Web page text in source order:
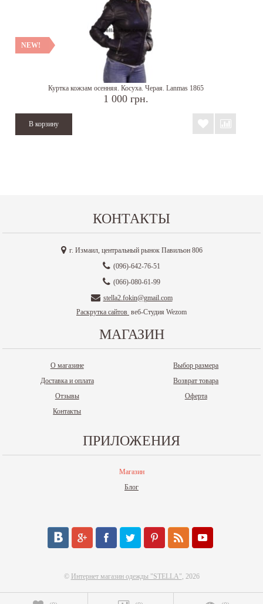
NEW!
Куртка кожзам осенняя. Косуха. Черая. Lanmas 1865
1 000 грн.
КОНТАКТЫ
г. Измаил, центральный рынок Павильон 806
(096)-642-76-51
(066)-080-61-99
stella2.fokin@gmail.com
Раскрутка сайтов веб-Студия Wezom
МАГАЗИН
О магазине
Выбор размера
Доставка и оплата
Возврат товара
Отзывы
Оферта
Контакты
ПРИЛОЖЕНИЯ
Магазин
Блог
© Интернет магазин одежды "STELLA", 2026